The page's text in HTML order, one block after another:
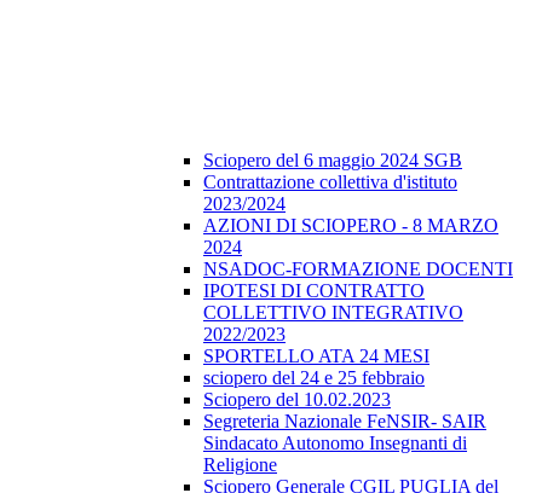
Sciopero del 6 maggio 2024 SGB
Contrattazione collettiva d'istituto
2023/2024
AZIONI DI SCIOPERO - 8 MARZO
2024
NSADOC-FORMAZIONE DOCENTI
IPOTESI DI CONTRATTO
COLLETTIVO INTEGRATIVO
2022/2023
SPORTELLO ATA 24 MESI
sciopero del 24 e 25 febbraio
Sciopero del 10.02.2023
Segreteria Nazionale FeNSIR- SAIR
Sindacato Autonomo Insegnanti di
Religione
Sciopero Generale CGIL PUGLIA del